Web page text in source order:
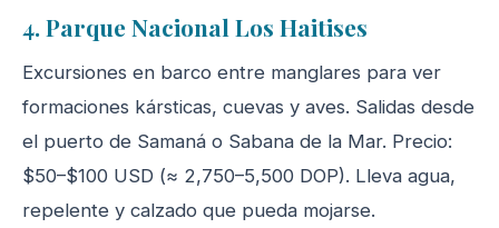
4. Parque Nacional Los Haitises
Excursiones en barco entre manglares para ver
formaciones kársticas, cuevas y aves. Salidas desde
el puerto de Samaná o Sabana de la Mar. Precio:
$50–$100 USD (≈ 2,750–5,500 DOP). Lleva agua,
repelente y calzado que pueda mojarse.